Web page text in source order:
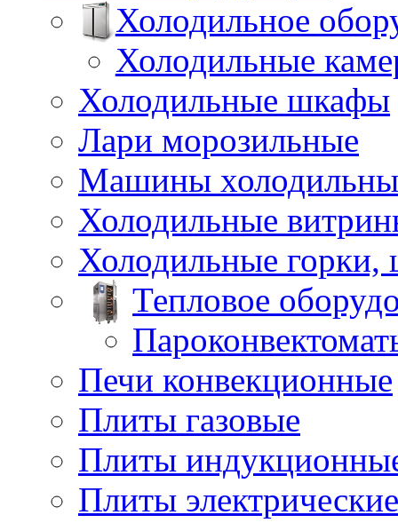
Холодильное
Холодильные
Холодильные шкафы
Лари морозильные
Машины
Холодильные
Холодильные
Тепловое
Печи конвекционные
Плиты газовые
Плиты
Плиты электрические